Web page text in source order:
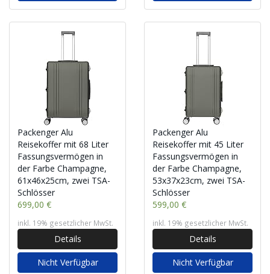
Packenger Alu
Reisekoffer mit 68 Liter
Fassungsvermögen in
der Farbe Champagne,
61x46x25cm, zwei TSA-
Schlösser
699,00 €
inkl. 19% gesetzlicher MwSt.
Details
Nicht Verfügbar
Packenger Alu
Reisekoffer mit 45 Liter
Fassungsvermögen in
der Farbe Champagne,
53x37x23cm, zwei TSA-
Schlösser
599,00 €
inkl. 19% gesetzlicher MwSt.
Details
Nicht Verfügbar